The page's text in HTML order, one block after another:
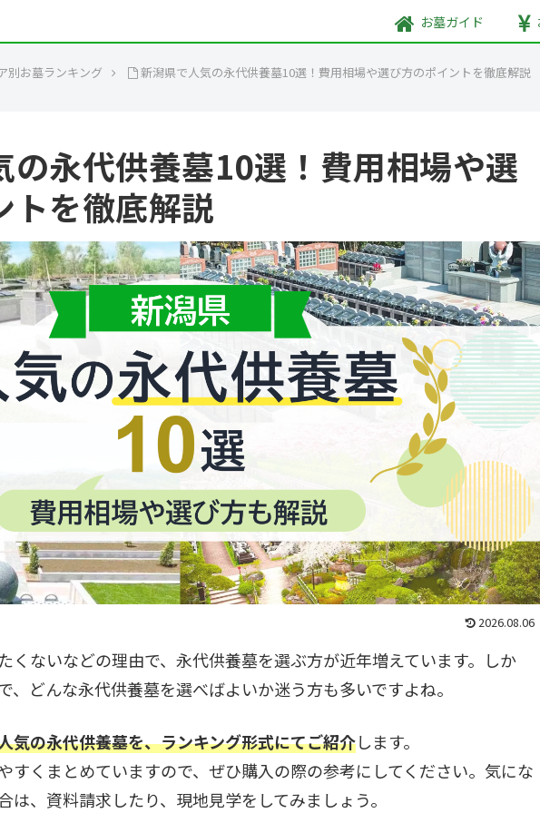
お墓ガイド
別お墓ランキング 新潟県で人気の永代供養墓10選！費用相場や選び方のポイントを徹底解説
の永代供養墓10選！費用相場や選
トを徹底解説
2026.08.06
くないなどの理由で、永代供養墓を選ぶ方が近年増えています。しか
、どんな永代供養墓を選べばよいか迷う方も多いですよね。
気の永代供養墓を、ランキング形式にてご紹介します。
すくまとめていますので、ぜひ購入の際の参考にしてください。気にな
は、資料請求したり、現地見学をしてみましょう。